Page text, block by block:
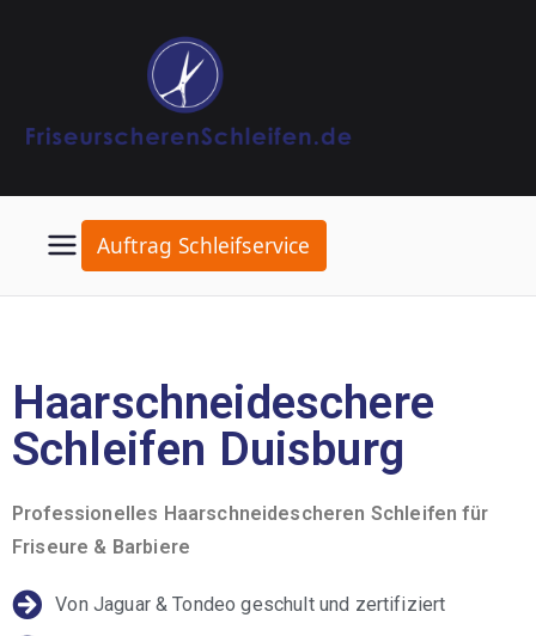
Auftrag Schleifservice
Haarschneideschere
Schleifen Duisburg
Professionelles Haarschneidescheren Schleifen für
Friseure & Barbiere
Von Jaguar & Tondeo geschult und zertifiziert